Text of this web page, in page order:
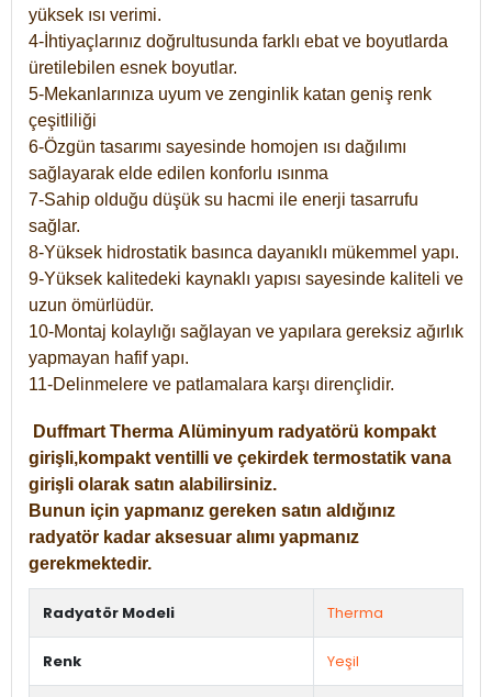
yüksek ısı verimi.
4-İhtiyaçlarınız doğrultusunda farklı ebat ve boyutlarda
üretilebilen esnek boyutlar.
5-Mekanlarınıza uyum ve zenginlik katan geniş renk
çeşitliliği
6-Özgün tasarımı sayesinde homojen ısı dağılımı
sağlayarak elde edilen konforlu ısınma
7-Sahip olduğu düşük su hacmi ile enerji tasarrufu
sağlar.
8-Yüksek hidrostatik basınca dayanıklı mükemmel yapı.
9-Yüksek kalitedeki kaynaklı yapısı sayesinde kaliteli ve
uzun ömürlüdür.
10-Montaj kolaylığı sağlayan ve yapılara gereksiz ağırlık
yapmayan hafif yapı.
11-Delinmelere ve patlamalara karşı dirençlidir.
Duffmart Therma Alüminyum radyatörü kompakt
girişli,kompakt ventilli ve çekirdek termostatik vana
girişli olarak satın alabilirsiniz.
Bunun için yapmanız gereken satın aldığınız
radyatör kadar aksesuar alımı yapmanız
gerekmektedir.
Radyatör Modeli Therma
Renk Yeşil